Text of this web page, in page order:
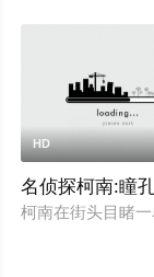
HD
名侦探柯南:瞳
柯南在街头目睹